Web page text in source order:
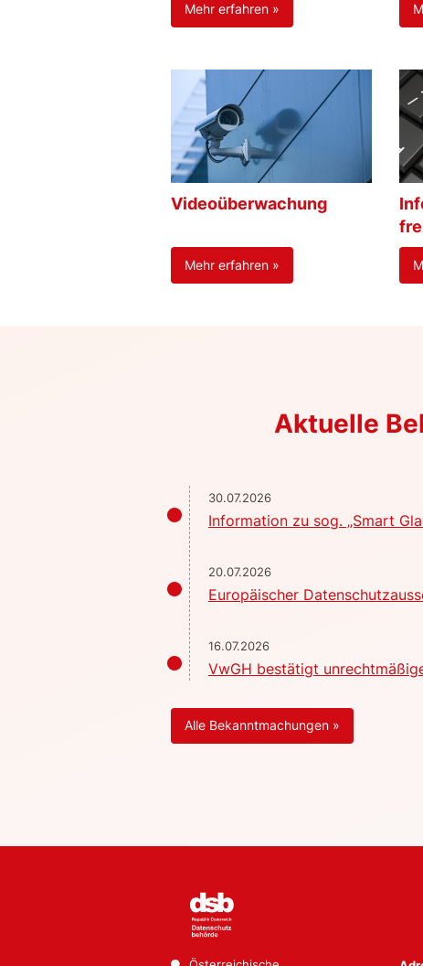
Mehr erfahren »
Videoüberwachung
Mehr erfahren »
Aktuelle
30.07.2026
Information zu sog. „Smart
20.07.2026
Europäischer
16.07.2026
VwGH bestätigt
Alle Bekanntmachungen »